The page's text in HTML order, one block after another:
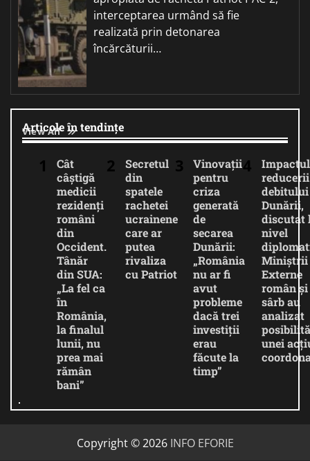
interceptarea urmând să fie
realizată prin detonarea
încărcăturii…
Articole în tendințe
View All
Cât
câștigă
medicii
rezidenți
români
din
Occident.
Tânăr
din SUA:
„La fel ca
în
România,
la finalul
lunii, nu
prea mai
rămân
bani”
Secretul
din
spatele
rachetei
ucrainene
care ar
putea
rivaliza
cu Patriot
Vinovații
pentru
criza
generată
de
secarea
Dunării:
„România
nu ar fi
avut
probleme
dacă trei
investiții
erau
făcute la
timp”
Impactul
reducerii
debitului
Dunării,
discutat
nivel
Miniștrii
Externe
român și
sârb au
analizat
unei
Copyright © 2026 INFO EFORIE